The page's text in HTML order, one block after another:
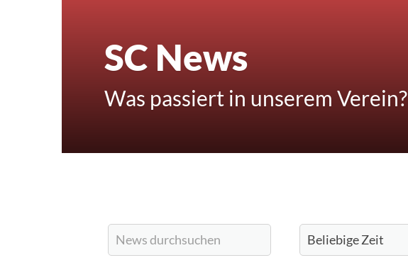
SC News
Was passiert in unserem Verein?